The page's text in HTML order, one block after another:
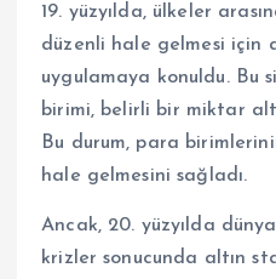
19. yüzyılda, ülkeler
düzenli hale gelmesi için
uygulamaya konuldu. Bu
birimi, belirli bir miktar
Bu durum, para
hale gelmesini sağladı.
Ancak, 20. yüzyılda
krizler sonucunda altın